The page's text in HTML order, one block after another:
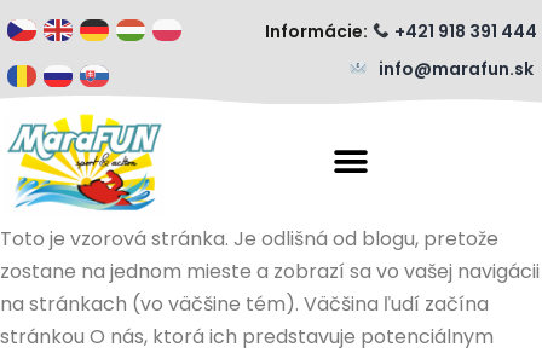
Informácie:
+421 918 391 444
info@marafun.sk
Toto je vzorová stránka. Je odlišná od blogu, pretože
zostane na jednom mieste a zobrazí sa vo vašej navigácii
na stránkach (vo väčšine tém). Väčšina ľudí začína
stránkou O nás, ktorá ich predstavuje potenciálnym